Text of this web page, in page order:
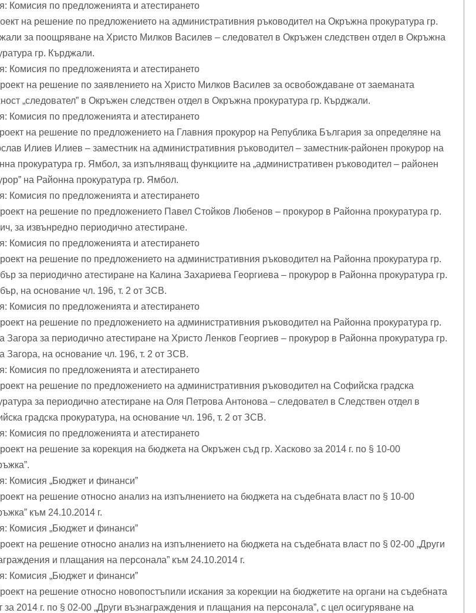
Комисия по предложенията и атестирането
на решение по предложението на административния ръководител на Окръжна прокуратура гр.
за поощряване на Христо Милков Василев – следовател в Окръжен следствен отдел в Окръжна
гр. Кърджали.
Комисия по предложенията и атестирането
на решение по заявлението на Христо Милков Василев за освобождаване от заеманата
„следовател” в Окръжен следствен отдел в Окръжна прокуратура гр. Кърджали.
Комисия по предложенията и атестирането
на решение по предложението на Главния прокурор на Република България за определяне на
Илиев Илиев – заместник на административния ръководител – заместник-районен прокурор на
прокуратура гр. Ямбол, за изпълняващ функциите на „административен ръководител – районен
на Районна прокуратура гр. Ямбол.
Комисия по предложенията и атестирането
на решение по предложението Павел Стойков Любенов – прокурор в Районна прокуратура гр.
за извънредно периодично атестиране.
Комисия по предложенията и атестирането
на решение по предложението на административния ръководител на Районна прокуратура гр.
за периодично атестиране на Калина Захариева Георгиева – прокурор в Районна прокуратура гр.
на основание чл. 196, т. 2 от ЗСВ.
Комисия по предложенията и атестирането
на решение по предложението на административния ръководител на Районна прокуратура гр.
Загора за периодично атестиране на Христо Ленков Георгиев – прокурор в Районна прокуратура гр.
Загора, на основание чл. 196, т. 2 от ЗСВ.
Комисия по предложенията и атестирането
на решение по предложението на административния ръководител на Софийска градска
за периодично атестиране на Оля Петрова Антонова – следовател в Следствен отдел в
градска прокуратура, на основание чл. 196, т. 2 от ЗСВ.
Комисия по предложенията и атестирането
на решение за корекция на бюджета на Окръжен съд гр. Хасково за 2014 г. по § 10-00
Комисия „Бюджет и финанси”
на решение относно анализ на изпълнението на бюджета на съдебната власт по § 10-00
към 24.10.2014 г.
Комисия „Бюджет и финанси”
на решение относно анализ на изпълнението на бюджета на съдебната власт по § 02-00 „Други
и плащания на персонала” към 24.10.2014 г.
Комисия „Бюджет и финанси”
на решение относно новопостъпили искания за корекции на бюджетите на органи на съдебната
за 2014 г. по § 02-00 „Други възнаграждения и плащания на персонала”, с цел осигуряване на